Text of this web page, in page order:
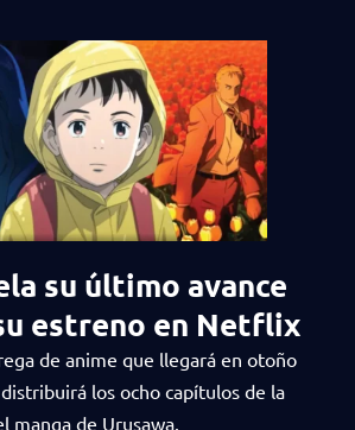
su último avance
estreno en Netflix
de anime que llegará en otoño
los ocho capítulos de la
manga de Urusawa.